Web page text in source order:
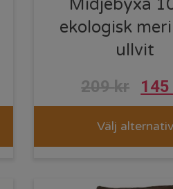
Midjebyxa
ekologisk
ullvit
209kr 145
Välj alternativ